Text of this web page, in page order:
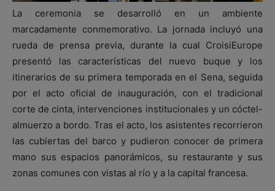
La ceremonia se desarrolló en un ambiente
marcadamente conmemorativo. La jornada incluyó una
rueda de prensa previa, durante la cual CroisiEurope
presentó las características del nuevo buque y los
itinerarios de su primera temporada en el Sena, seguida
por el acto oficial de inauguración, con el tradicional
corte de cinta, intervenciones institucionales y un cóctel-
almuerzo a bordo. Tras el acto, los asistentes recorrieron
las cubiertas del barco y pudieron conocer de primera
mano sus espacios panorámicos, su restaurante y sus
zonas comunes con vistas al río y a la capital francesa.